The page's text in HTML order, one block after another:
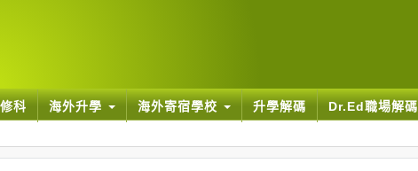
科 海外升學 海外寄宿學校 升學解碼 Dr.Ed職場解碼